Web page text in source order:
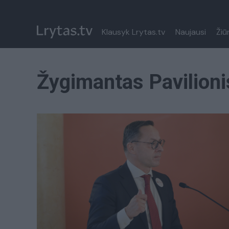
Klausyk Lrytas.tv Naujausi
Žygimantas